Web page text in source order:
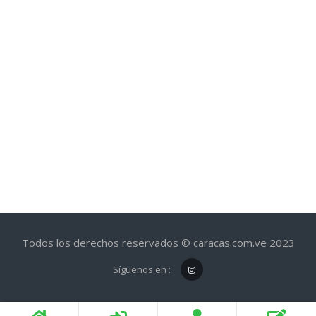
Todos los derechos reservados © caracas.com.ve 2023
Síguenos en :